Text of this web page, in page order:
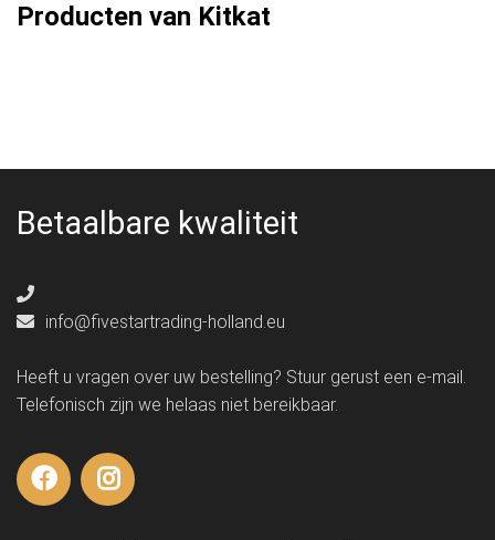
Producten van Kitkat
Betaalbare kwaliteit
info@fivestartrading-holland.eu
Heeft u vragen over uw bestelling? Stuur gerust een e-mail.
Telefonisch zijn we helaas niet bereikbaar.